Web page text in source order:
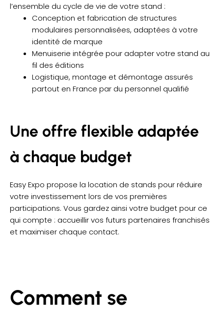
l’ensemble du cycle de vie de votre stand :
Conception et fabrication de structures
modulaires personnalisées, adaptées à votre
identité de marque
Menuiserie intégrée pour adapter votre stand au
fil des éditions
Logistique, montage et démontage assurés
partout en France par du personnel qualifié
Une offre flexible adaptée
à chaque budget
Easy Expo propose la location de stands pour réduire
votre investissement lors de vos premières
participations. Vous gardez ainsi votre budget pour ce
qui compte : accueillir vos futurs partenaires franchisés
et maximiser chaque contact.
Comment se